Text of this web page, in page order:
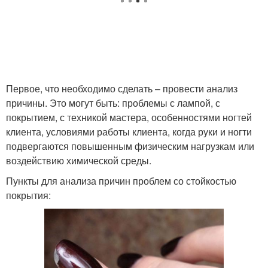
Первое, что необходимо сделать – провести анализ
причины. Это могут быть: проблемы с лампой, с
покрытием, с техникой мастера, особенностями ногтей
клиента, условиями работы клиента, когда руки и ногти
подвергаются повышенным физическим нагрузкам или
воздействию химической среды.
Пункты для анализа причин проблем со стойкостью
покрытия: